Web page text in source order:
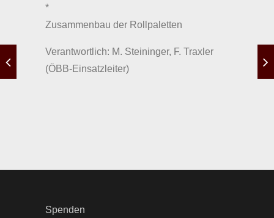
*
Zusammenbau der Rollpaletten
Verantwortlich: M. Steininger, F. Traxler
(ÖBB-Einsatzleiter)
Spenden